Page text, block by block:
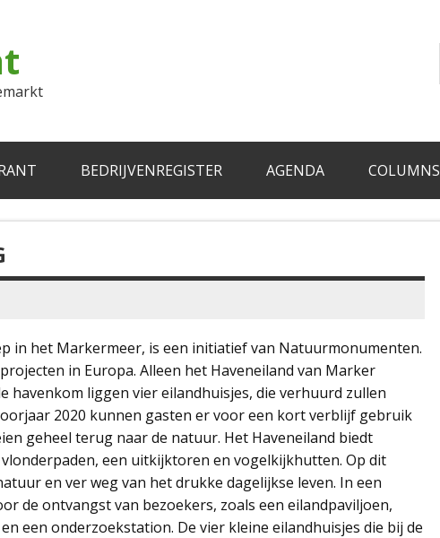
BEDRIJVENREGISTER AGENDA COLUMNS
in het Markermeer, is een initiatief van Natuurmonumenten.
in Europa. Alleen het Haveneiland van Marker
havenkom liggen vier eilandhuisjes, die verhuurd zullen
2020 kunnen gasten er voor een kort verblijf gebruik
geheel terug naar de natuur. Het Haveneiland biedt
een uitkijktoren en vogelkijkhutten. Op dit
en ver weg van het drukke dagelijkse leven. In een
de ontvangst van bezoekers, zoals een eilandpaviljoen,
een onderzoekstation. De vier kleine eilandhuisjes die bij de